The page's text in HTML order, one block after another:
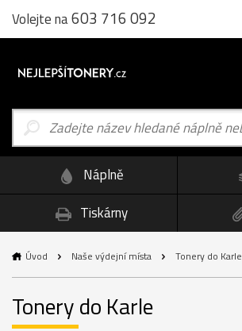
Volejte na603 716 092
Náplně
Tiskárny
Úvod Naše výdejní místa Tonery do Karle
Tonery do Karle